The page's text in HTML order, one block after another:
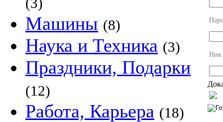
Машины (8)
Наука и Техника (3)
Праздники, Подарки
(12)
Работа, Карьера (18)
Ник